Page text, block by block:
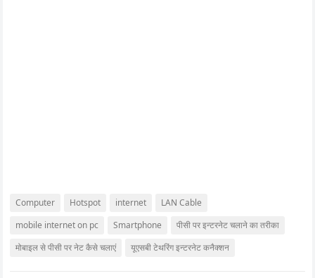
Computer Hotspot internet
LAN Cable
mobile internet on pc
Smartphone
पीसी पर इन्टरनेट चलाने का तरीका
मोबाइल से पीसी पर नेट कैसे चलाएं
यूएसबी टेथरिंग इन्टरनेट कनैक्शन